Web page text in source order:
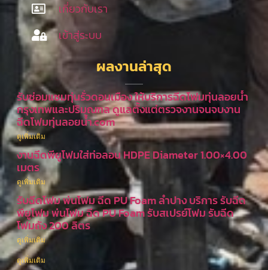
เกี่ยวกับเรา
เข้าสู่ระบบ
ผลงานล่าสุด
รับซ่อมแซมทุ่นรั่วดอนเมือง ให้บริการฉีดโฟมทุ่นลอยน้ำ
กรุงเทพและปริมณฑล ดูแลตั้งแต่ตรวจงานจนจบงาน
ฉีดโฟมทุ่นลอยน้ำ.com
ดูเพิ่มเติม
งานฉีดพียูโฟมใส่ท่อลอน HDPE Diameter 1.00×4.00
เมตร
ดูเพิ่มเติม
รับฉีดโฟม พ่นโฟม ฉีด PU Foam ลำปาง บริการ รับฉีด
พียูโฟม พ่นโฟม ฉีด PU Foam รับสเปรย์โฟม รับฉีด
โฟมถัง 200 ลิตร
ดูเพิ่มเติม
ดูเพิ่มเติม